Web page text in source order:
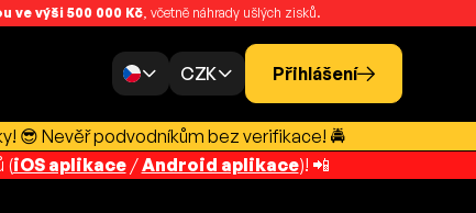
výši 500 000 Kč, včetně náhrady ušlých zisků.
CZK Přihlášení
😎 Nevěř podvodníkům bez verifikace! 🚔
(iOS aplikace/Android aplikace)! 📲